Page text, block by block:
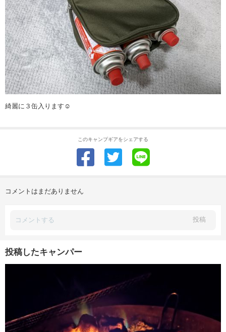
綺麗に３缶入ります☺️
このキャンプギアをシェアする
コメントはまだありません
投稿
投稿したキャンパー